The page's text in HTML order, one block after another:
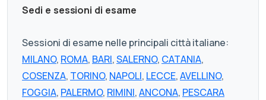
Sedi e sessioni di esame
Sessioni di esame nelle principali città italiane:
MILANO, ROMA, BARI,SALERNO, CATANIA,
COSENZA, TORINO, NAPOLI, LECCE,AVELLINO,
FOGGIA, PALERMO, RIMINI,ANCONA, PESCARA